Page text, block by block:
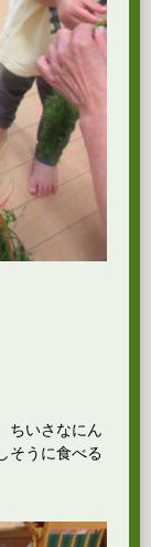
ちいさなにん
そうに食べる